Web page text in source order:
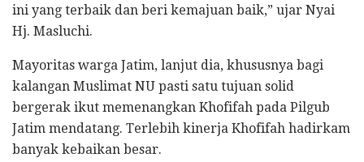
ini yang terbaik dan beri kemajuan baik,” ujar Nyai
Hj. Masluchi.
Mayoritas warga Jatim, lanjut dia, khususnya bagi
kalangan Muslimat NU pasti satu tujuan solid
bergerak ikut memenangkan Khofifah pada Pilgub
Jatim mendatang. Terlebih kinerja Khofifah hadirkam
banyak kebaikan besar.